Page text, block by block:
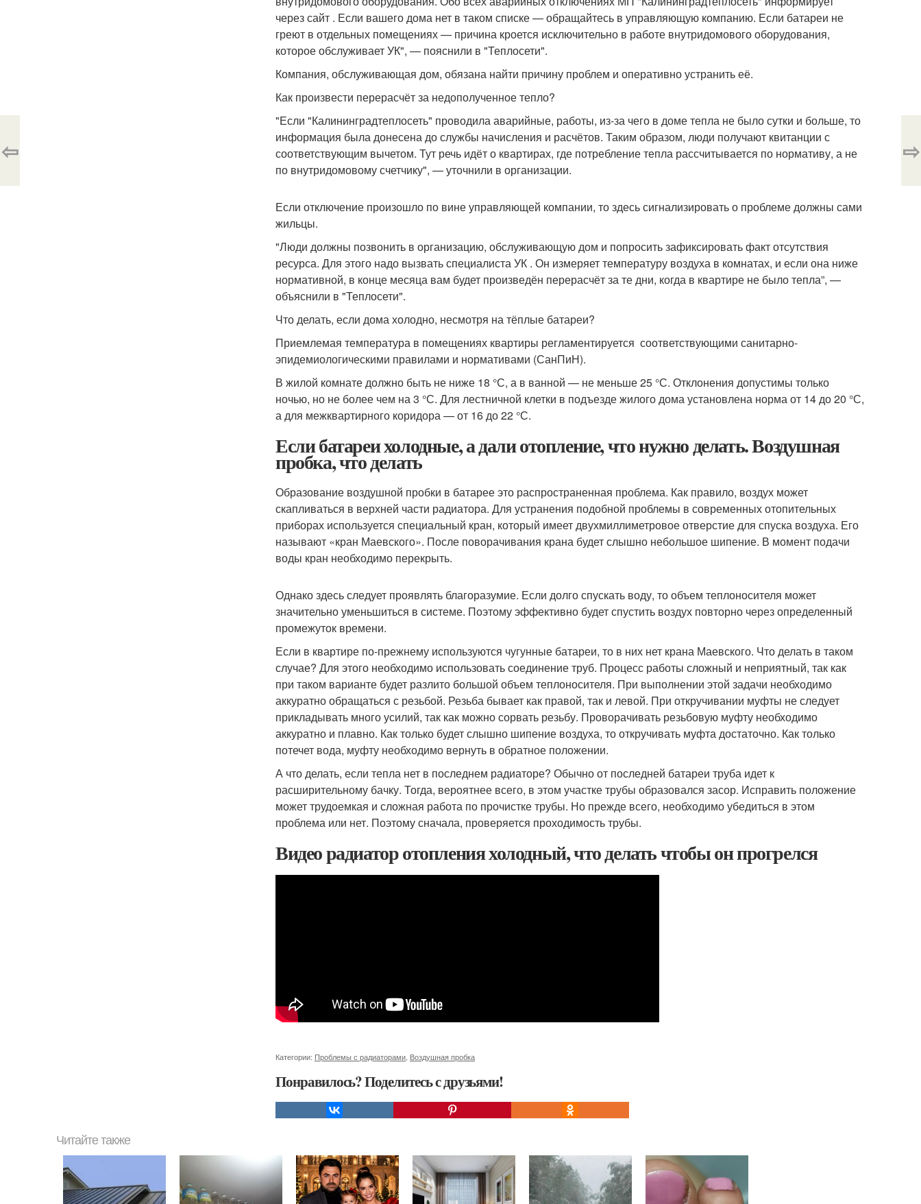
через сайт . Если вашего дома нет в таком списке — обращайтесь в управляющую компанию. Если батареи не
греют в отдельных помещениях — причина кроется исключительно в работе внутридомового оборудования,
которое обслуживает УК", — пояснили в "Теплосети".
Компания, обслуживающая дом, обязана найти причину проблем и оперативно устранить её.
Как произвести перерасчёт за недополученное тепло?
"Если "Калининградтеплосеть" проводила аварийные, работы, из-за чего в доме тепла не было сутки и больше, то
информация была донесена до службы начисления и расчётов. Таким образом, люди получают квитанции с
соответствующим вычетом. Тут речь идёт о квартирах, где потребление тепла рассчитывается по нормативу, а не
по внутридомовому счетчику", — уточнили в организации.
Если отключение произошло по вине управляющей компании, то здесь сигнализировать о проблеме должны сами
жильцы.
"Люди должны позвонить в организацию, обслуживающую дом и попросить зафиксировать факт отсутствия
ресурса. Для этого надо вызвать специалиста УК . Он измеряет температуру воздуха в комнатах, и если она ниже
нормативной, в конце месяца вам будет произведён перерасчёт за те дни, когда в квартире не было тепла”, —
объяснили в "Теплосети".
Что делать, если дома холодно, несмотря на тёплые батареи?
Приемлемая температура в помещениях квартиры регламентируется соответствующими санитарно-
эпидемиологическими правилами и нормативами (СанПиН).
В жилой комнате должно быть не ниже 18 °С, а в ванной — не меньше 25 °С. Отклонения допустимы только
ночью, но не более чем на 3 °С. Для лестничной клетки в подъезде жилого дома установлена норма от 14 до 20 °С,
а для межквартирного коридора — от 16 до 22 °С.
Если батареи холодные, а дали отопление, что нужно делать. Воздушная
пробка, что делать
Образование воздушной пробки в батарее это распространенная проблема. Как правило, воздух может
скапливаться в верхней части радиатора. Для устранения подобной проблемы в современных отопительных
приборах используется специальный кран, который имеет двухмиллиметровое отверстие для спуска воздуха. Его
называют «кран Маевского». После поворачивания крана будет слышно небольшое шипение. В момент подачи
воды кран необходимо перекрыть.
Однако здесь следует проявлять благоразумие. Если долго спускать воду, то объем теплоносителя может
значительно уменьшиться в системе. Поэтому эффективно будет спустить воздух повторно через определенный
промежуток времени.
Если в квартире по-прежнему используются чугунные батареи, то в них нет крана Маевского. Что делать в таком
случае? Для этого необходимо использовать соединение труб. Процесс работы сложный и неприятный, так как
при таком варианте будет разлито большой объем теплоносителя. При выполнении этой задачи необходимо
аккуратно обращаться с резьбой. Резьба бывает как правой, так и левой. При откручивании муфты не следует
прикладывать много усилий, так как можно сорвать резьбу. Проворачивать резьбовую муфту необходимо
аккуратно и плавно. Как только будет слышно шипение воздуха, то откручивать муфта достаточно. Как только
потечет вода, муфту необходимо вернуть в обратное положении.
А что делать, если тепла нет в последнем радиаторе? Обычно от последней батареи труба идет к
расширительному бачку. Тогда, вероятнее всего, в этом участке трубы образовался засор. Исправить положение
может трудоемкая и сложная работа по прочистке трубы. Но прежде всего, необходимо убедиться в этом
проблема или нет. Поэтому сначала, проверяется проходимость трубы.
Видео радиатор отопления холодный, что делать чтобы он прогрелся
Категории: Проблемы с радиаторами Воздушная пробка
Понравилось? Поделитесь с друзьями!
⇦ ⇨
Читайте также